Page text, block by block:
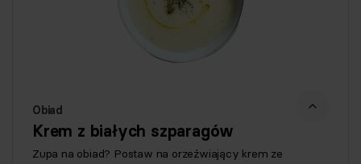
Obiad
Krem z białych szparagów
Zupa na obiad? Postaw na orzeźwiający krem ze